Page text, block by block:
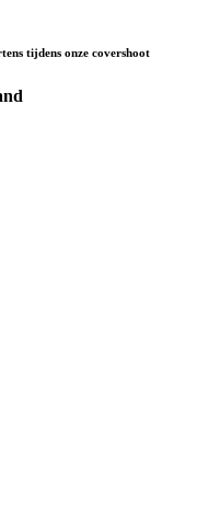
tijdens onze covershoot